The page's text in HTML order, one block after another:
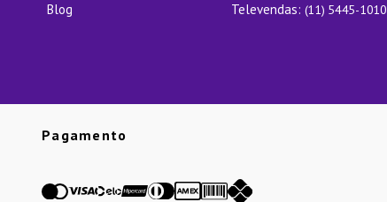
Blog
Televendas: (11) 5445-1010
Pagamento